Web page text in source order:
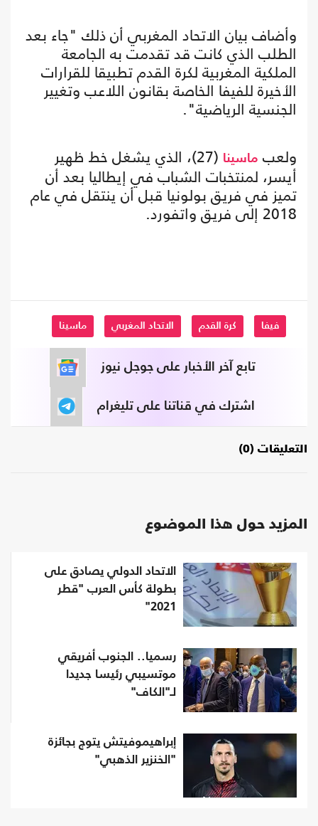
وأضاف بيان الاتحاد المغربي أن ذلك "جاء بعد
الطلب الذي كانت قد تقدمت به الجامعة
الملكية المغربية لكرة القدم تطبيقا للقرارات
الأخيرة للفيفا الخاصة بقانون اللاعب وتغيير
الجنسية الرياضية".
ولعب ماسينا
(27)، الذي يشغل خط ظهير
أيسر، لمنتخبات الشباب في إيطاليا بعد أن
تميز في فريق بولونيا قبل أن ينتقل في عام
2018 إلى فريق واتفورد.
فيفا كرة القدم الاتحاد المغربي ماسينا
تابع آخر الأخبار على جوجل نيوز
اشترك في قناتنا على تليغرام
التعليقات (0)
المزيد حول هذا الموضوع
الاتحاد الدولي يصادق على
بطولة كأس العرب "قطر
2021"
رسميا.. الجنوب أفريقي
موتسيبي رئيسا جديدا
لـ"الكاف"
إبراهيموفيتش يتوج بجائزة
"الخنزير الذهبي"